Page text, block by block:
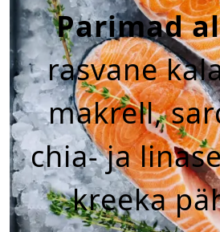
Parimad
rasvane
makrell,
chia- ja
kreeka